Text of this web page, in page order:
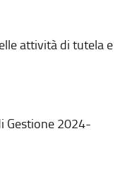
attività di tutela e
Gestione 2024-